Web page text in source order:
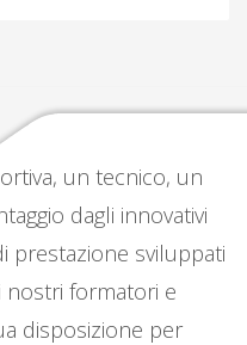
un tecnico, un
dagli innovativi
prestazione sviluppati
i nostri formatori e
disposizione per